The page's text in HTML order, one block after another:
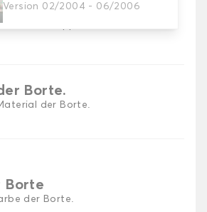
Version 02/2004 - 06/2006
Ihres Teppichs Auto.
Borte.
der Borte.
Borte
der Borte.